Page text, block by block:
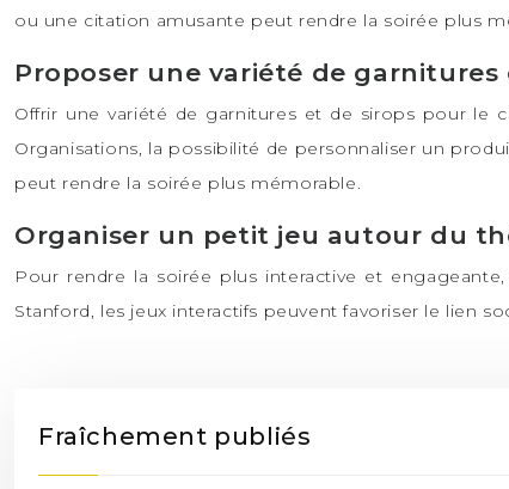
ou une citation amusante peut rendre la soirée plus
Proposer une variété de
Offrir une variété de garnitures et de sirops pour le
Organisations, la possibilité de personnaliser un
peut rendre la soirée plus mémorable.
Organiser un petit jeu autour du
Pour rendre la soirée plus interactive et
Stanford, les jeux interactifs peuvent favoriser le lien
Fraîchement publiés